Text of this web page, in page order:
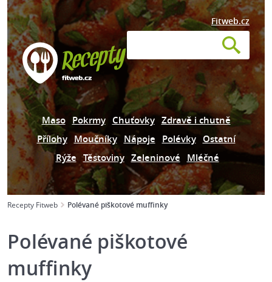
Fitweb.cz
Maso Pokrmy Chuťovky Zdravě i chutně
Přílohy Moučníky Nápoje Polévky Ostatní
Rýže Těstoviny Zeleninové Mléčné
Recepty Fitweb Polévané piškotové muffinky
Polévané piškotové
muffinky